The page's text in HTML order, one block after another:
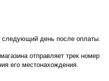
следующий день после оплаты.
отправляет трек номер
его местонахождения.